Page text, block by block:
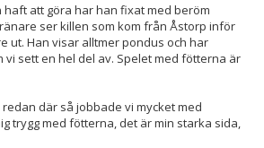
att göra har han fixat med beröm
ser killen som kom från Åstorp inför
ut. Han visar alltmer pondus och har
vi sett en hel del av. Spelet med fötterna är
redan där så jobbade vi mycket med
trygg med fötterna, det är min starka sida,